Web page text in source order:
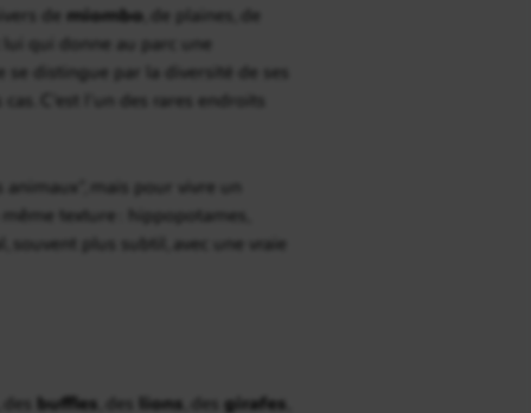
de miombo , de plaines, de
qui donne au parc une
distingue par la diversité de ses
C’est l’un des rares endroits
mais pour vivre un
texture : hippopotames,
plus subtil, avec une vraie
buffles , des lions , des girafes